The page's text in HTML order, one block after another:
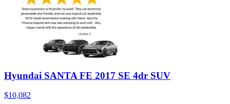
Hyundai SANTA FE 2017 SE 4dr SUV
$10,082